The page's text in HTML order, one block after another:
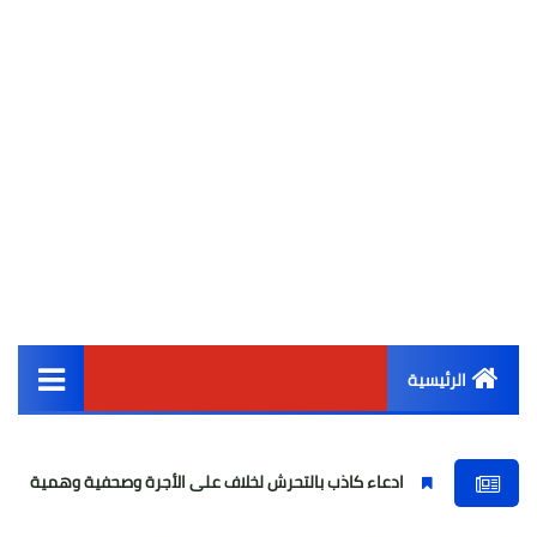
الرئيسية
أخبار مصر
ادعاء كاذب بالتحرش لخلاف على الأجرة وصحفية وهمية فتاة